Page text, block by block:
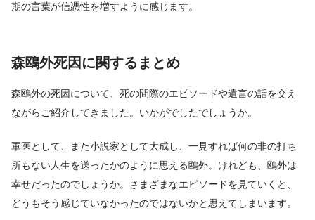
期の言葉が信憑性を増すように感じます。
森鴎外死因に関するまとめ
森鴎外の死因について、死の間際のエピソードや遺言の話を交え
ながらご紹介してきました。いかがでしたでしょうか。
軍医として、また小説家として大成し、一見すれば何の非の打ち
所もない人生を送ったかのように思える鴎外。けれども、鴎外は
幸せだったのでしょうか。さまざまなエピソードを見ていくと、
どうもそう感じていなかったのではないかと思えてしまいます。